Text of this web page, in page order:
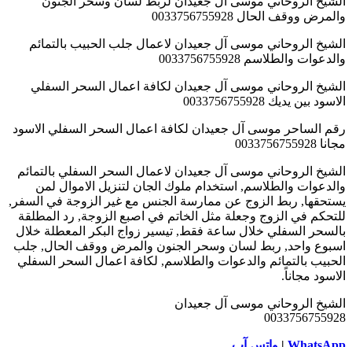
والمرض ووقف الحال 0033756755928
الشيخ الروحاني موسى آل جعيدان لاعمال جلب الحبيب بالتمائم
والدعوات والطلاسم 0033756755928
الشيخ الروحاني موسى آل جعيدان لكافة اعمال السحر السفلي
الاسود بين يديك 0033756755928
رقم الساحر موسى آل جعيدان لكافة اعمال السحر السفلي الاسود
مجانا 0033756755928
الشيخ الروحاني موسى آل جعيدان لاعمال السحر السفلي بالتمائم
والدعوات والطلاسم, استخدام ملوك الجان لتنزيل الاموال لمن
يستحقها, ربط الزوج عن ممارسة الجنس مع غير الزوجة في السفر,
للتحكم في الزوج وجعلة مثل الخاتم في اصبع الزوجة, رد المطلقة
بالسحر السفلي خلال ساعة فقط, تيسير زواج البكر المعطلة خلال
اسبوع واحد, ربط لسان وسحر الجنون والمرض ووقف الحال, جلب
الحبيب بالتمائم والدعوات والطلاسم, لكافة اعمال السحر السفلي
الاسود مجاناً.
الشيخ الروحاني موسى آل جعيدان
0033756755928